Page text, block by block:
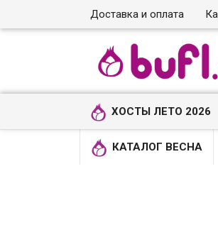
Доставка и оплата
ХОСТЫ ЛЕТО 2026
КАТАЛОГ ВЕСНА